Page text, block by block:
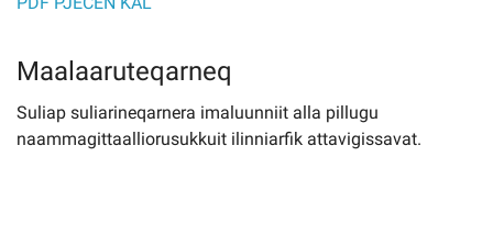
Maalaaruteqarneq
Suliap suliarineqarnera imaluunniit alla pillugu
naammagittaalliorusukkuit ilinniarfik attavigissavat.